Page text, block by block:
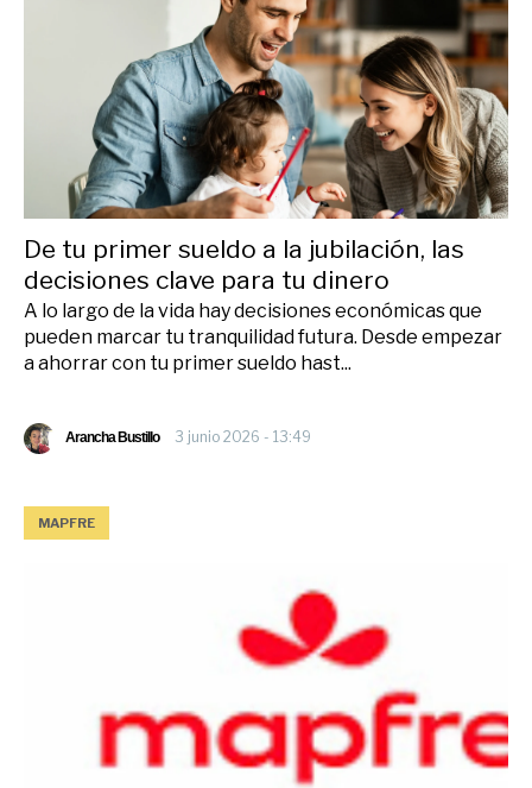
De tu primer sueldo a la jubilación, las
decisiones clave para tu dinero
A lo largo de la vida hay decisiones económicas que
pueden marcar tu tranquilidad futura. Desde empezar
a ahorrar con tu primer sueldo hast...
Arancha Bustillo 3 junio 2026 - 13:49
MAPFRE